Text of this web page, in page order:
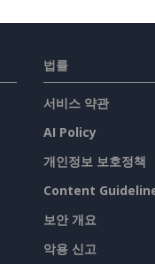
법률
서비스 약관
AI Policy
개인정보 보호정책
Content
보안 개요
악용 신고